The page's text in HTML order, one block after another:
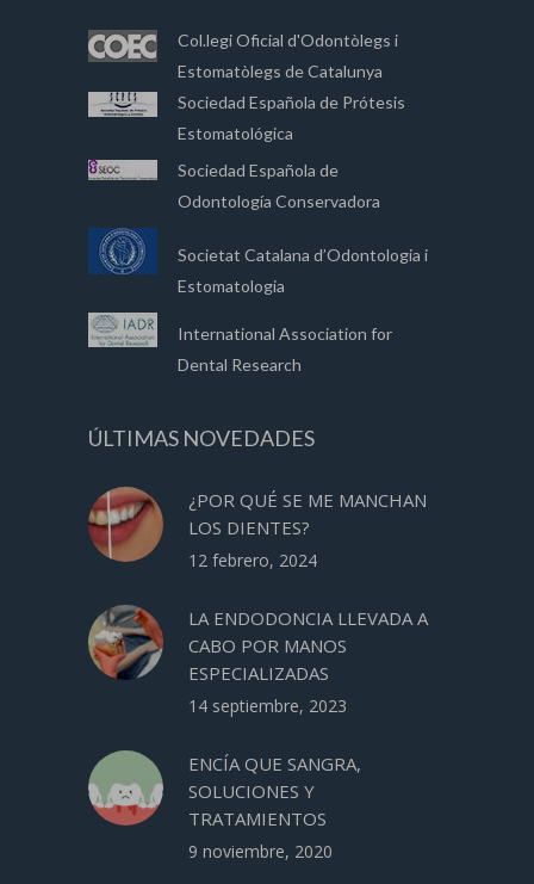
Col.legi Oficial d'Odontòlegs i
Estomatòlegs de Catalunya
Sociedad Española de Prótesis
Estomatológica
Sociedad Española de
Odontología Conservadora
Societat Catalana d’Odontologia i
Estomatologia
International Association for
Dental Research
ÚLTIMAS NOVEDADES
¿POR QUÉ SE ME MANCHAN
LOS DIENTES?
12 febrero, 2024
LA ENDODONCIA LLEVADA A
CABO POR MANOS
ESPECIALIZADAS
14 septiembre, 2023
ENCÍA QUE SANGRA,
SOLUCIONES Y
TRATAMIENTOS
9 noviembre, 2020